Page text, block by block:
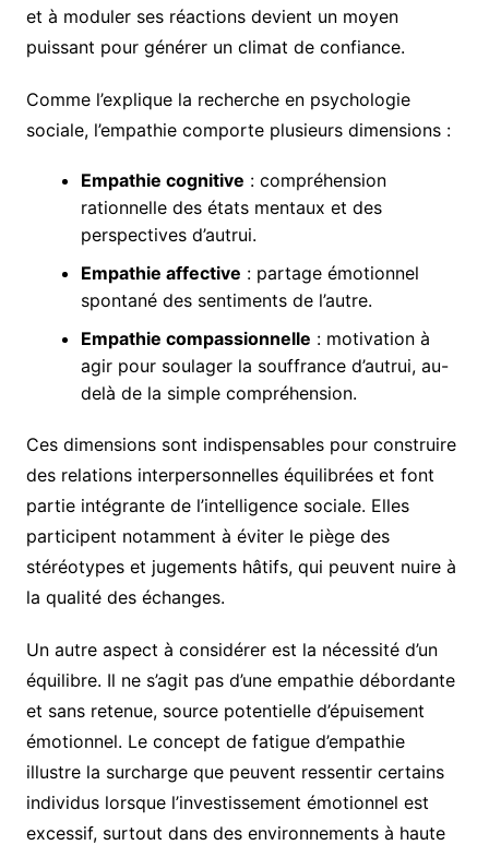
et à moduler ses réactions devient un moyen
puissant pour générer un climat de confiance.
Comme l’explique la recherche en psychologie
sociale, l’empathie comporte plusieurs dimensions :
Empathie cognitive : compréhension
rationnelle des états mentaux et des
perspectives d’autrui.
Empathie affective : partage émotionnel
spontané des sentiments de l’autre.
Empathie compassionnelle : motivation à
agir pour soulager la souffrance d’autrui, au-
delà de la simple compréhension.
Ces dimensions sont indispensables pour construire
des relations interpersonnelles équilibrées et font
partie intégrante de l’intelligence sociale. Elles
participent notamment à éviter le piège des
stéréotypes et jugements hâtifs, qui peuvent nuire à
la qualité des échanges.
Un autre aspect à considérer est la nécessité d’un
équilibre. Il ne s’agit pas d’une empathie débordante
et sans retenue, source potentielle d’épuisement
émotionnel. Le concept de fatigue d’empathie
illustre la surcharge que peuvent ressentir certains
individus lorsque l’investissement émotionnel est
excessif, surtout dans des environnements à haute